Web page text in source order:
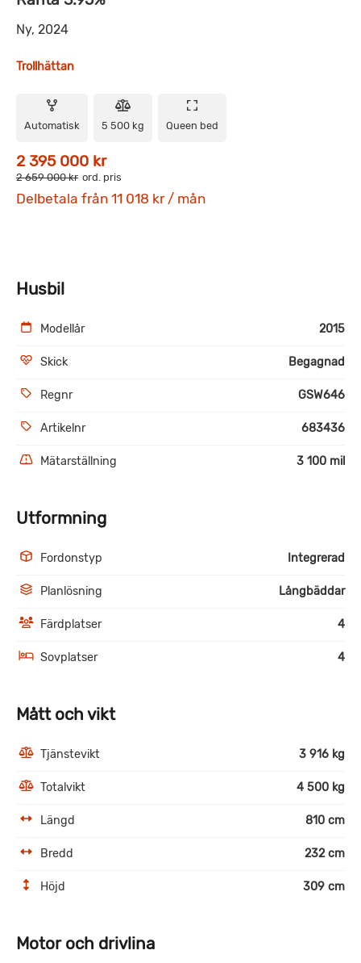
Ny, 2024
Trollhättan
Automatisk 5 500 kg Queen bed
2 395 000 kr
2 659 000 kr ord. pris
Delbetala från 11 018 kr / mån
Husbil
Modellår 2015
Skick Begagnad
Regnr GSW646
Artikelnr 683436
Mätarställning 3 100 mil
Utformning
Fordonstyp Integrerad
Planlösning Långbäddar
Färdplatser 4
Sovplatser 4
Mått och vikt
Tjänstevikt 3 916 kg
Totalvikt 4 500 kg
Längd 810 cm
Bredd 232 cm
Höjd 309 cm
Motor och drivlina